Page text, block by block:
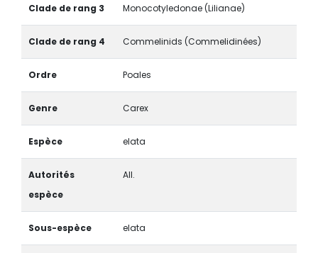
Clade de rang 3 Monocotyledonae (Lilianae)
Clade de rang 4 Commelinids (Commelidinées)
Ordre Poales
Genre Carex
Espèce elata
Autorités
espèce
All.
Sous-espèce elata